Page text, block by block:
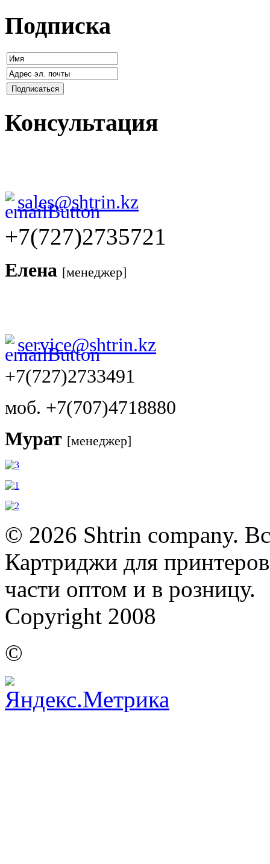
Подписка
Консультация
sales@shtrin.kz
+7(727)2735721
Елена [менеджер]
service@shtrin.kz
+7(727)2733491
моб. +7(707)4718880
Мурат [менеджер]
© 2026 Shtrin company.
Картриджи для
части оптом и в розницу.
Copyright 2008
©